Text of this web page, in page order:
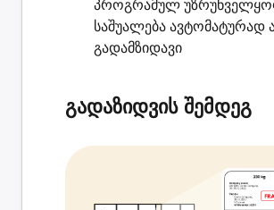
პროგრამულ
საშუალება ავტომატურად
გადამზიდავი
გადაზიდვის შემდეგ